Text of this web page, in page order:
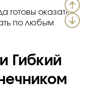
готовы оказать
по любым
Гибкий